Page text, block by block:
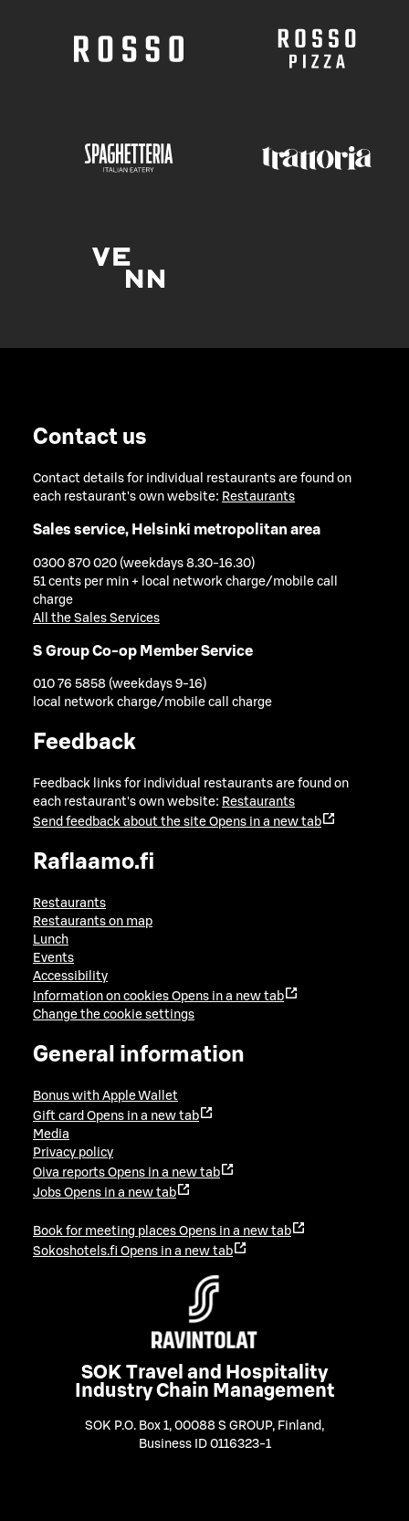
Contact us
Contact details for individual restaurants are found on
each restaurant's own website: Restaurants
Sales service, Helsinki metropolitan area
0300 870 020 (weekdays 8.30-16.30)
51 cents per min + local network charge/mobile call
charge
All the Sales Services
S Group Co-op Member Service
010 76 5858 (weekdays 9-16)
local network charge/mobile call charge
Feedback
Feedback links for individual restaurants are found on
each restaurant's own website: Restaurants
Send feedback about the site Opens in a new tab
Raflaamo.fi
Restaurants
Restaurants on map
Lunch
Events
Accessibility
Information on cookies Opens in a new tab
Change the cookie settings
General information
Bonus with Apple Wallet
Gift card Opens in a new tab
Media
Privacy policy
Oiva reports Opens in a new tab
Jobs Opens in a new tab
Book for meeting places Opens in a new tab
Sokoshotels.fi Opens in a new tab
SOK Travel and Hospitality
Industry Chain Management
SOK P.O. Box 1, 00088 S GROUP, Finland ,
Business ID 0116323-1